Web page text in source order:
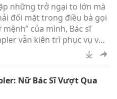
những trở ngại to lớn mà
đối mặt trong điều bà gọi
mệnh” của mình, Bác sĩ
vẫn kiên trì phục vụ vô
nhân và truyền cảm
cho nhiều người Mỹ gốc Phi
y khoa.
Nữ Bác Sĩ Vượt Qua